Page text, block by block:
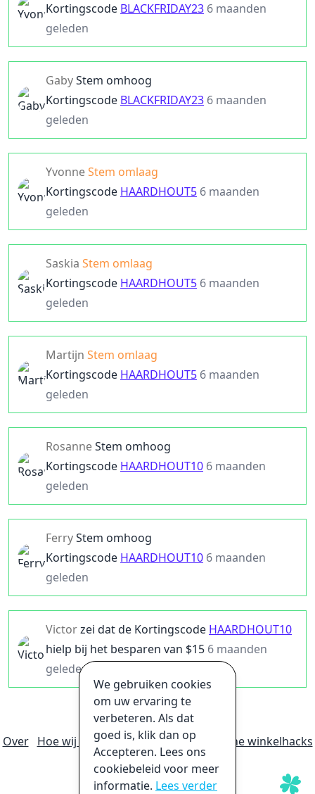
Kortingscode BLACKFRIDAY23 6 maanden
geleden
GabyStem omhoog
Kortingscode BLACKFRIDAY23 6 maanden
geleden
YvonneStem omlaag
Kortingscode HAARDHOUT5 6 maanden
geleden
Saskia Stem omlaag
Kortingscode HAARDHOUT5 6 maanden
geleden
Martijn Stem omlaag
Kortingscode HAARDHOUT5 6 maanden
geleden
RosanneStem omhoog
Kortingscode HAARDHOUT10 6 maanden
geleden
FerryStem omhoog
Kortingscode HAARDHOUT10 6 maanden
geleden
Victorzei dat de Kortingscode HAARDHOUT10
hielp bij het besparen van $15 6 maanden
geleden
Over Hoe wij geld verdienen
Ultieme online winkelhacks
Privacybeleid Disclaimer
We gebruiken cookies
om uw ervaring te
verbeteren. Als dat
goed is, klik dan op
Accepteren. Lees ons
cookiebeleid voor meer
informatie. Lees verder